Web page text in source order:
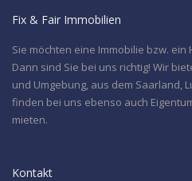
Fix & Fair Immobilien
Sie möchten eine Immobilie bzw.
Dann sind Sie bei uns richtig! Wir
und Umgebung, aus dem Saarland,
finden bei uns ebenso auch
mieten.
Kontakt